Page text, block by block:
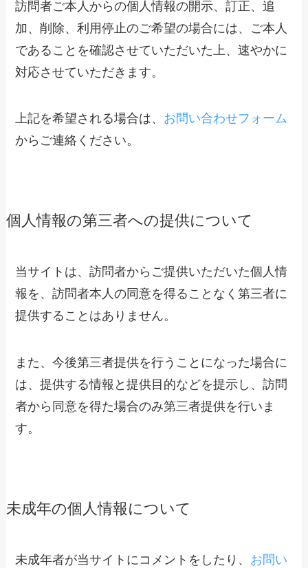
訪問者ご本人からの個人情報の開示、訂正、追
加、削除、利用停止のご希望の場合には、ご本人
であることを確認させていただいた上、速やかに
対応させていただきます。
上記を希望される場合は、 お問い合わせフォーム
からご連絡ください。
個人情報の第三者への提供について
当サイトは、訪問者からご提供いただいた個人情
報を、訪問者本人の同意を得ることなく第三者に
提供することはありません。
また、今後第三者提供を行うことになった場合に
は、提供する情報と提供目的などを提示し、訪問
者から同意を得た場合のみ第三者提供を行いま
す。
未成年の個人情報について
未成年者が当サイトにコメントをしたり、 お問い